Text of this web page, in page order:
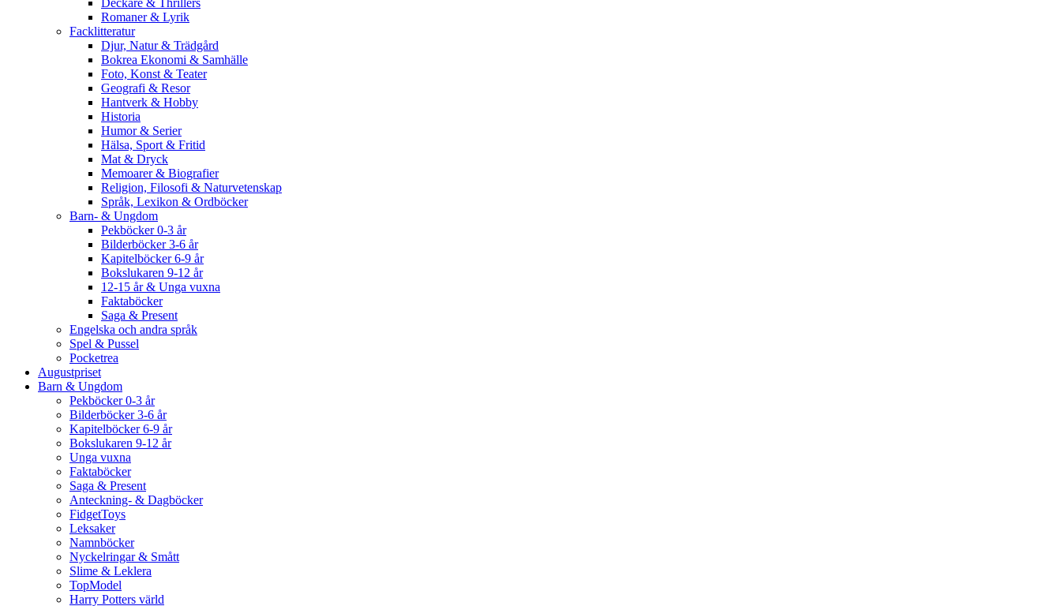
Deckare & Thrillers
Romaner & Lyrik
Facklitteratur
Djur, Natur & Trädgård
Bokrea Ekonomi & Samhälle
Foto, Konst & Teater
Geografi & Resor
Hantverk & Hobby
Historia
Humor & Serier
Hälsa, Sport & Fritid
Mat & Dryck
Memoarer & Biografier
Religion, Filosofi & Naturvetenskap
Språk, Lexikon & Ordböcker
Barn- & Ungdom
Pekböcker 0-3 år
Bilderböcker 3-6 år
Kapitelböcker 6-9 år
Bokslukaren 9-12 år
12-15 år & Unga vuxna
Faktaböcker
Saga & Present
Engelska och andra språk
Spel & Pussel
Pocketrea
Augustpriset
Barn & Ungdom
Pekböcker 0-3 år
Bilderböcker 3-6 år
Kapitelböcker 6-9 år
Bokslukaren 9-12 år
Unga vuxna
Faktaböcker
Saga & Present
Anteckning- & Dagböcker
FidgetToys
Leksaker
Namnböcker
Nyckelringar & Smått
Slime & Leklera
TopModel
Harry Potters värld